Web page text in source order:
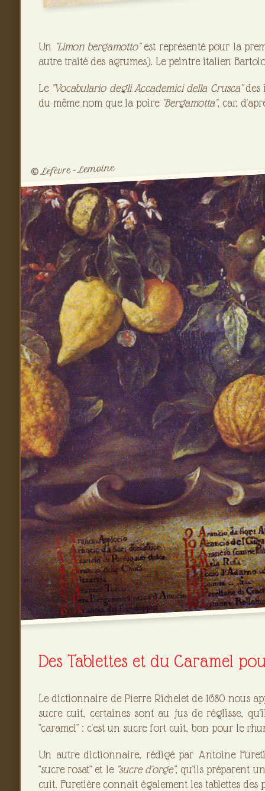
Un "Limon bergamotto"est représenté pour la
autre traité des agrumes). Le peintre italien
Le "Vocabulario degli Accademici della Crusca"des
du même nom que la poire "Bergamotta", car,
Des Tablettes et du Caramel
Le dictionnaire de Pierre Richelet de 1680 nous
sucre cuit, certaines sont au jus de réglisse,
"caramel" : c'est un sucre fort cuit, bon pour le
Un autre dictionnaire, rédigé par Antoine
"sucre rosat" et le "sucre d'orge", qu'ils préparent
cuit. Furetière connait également les tablettes des